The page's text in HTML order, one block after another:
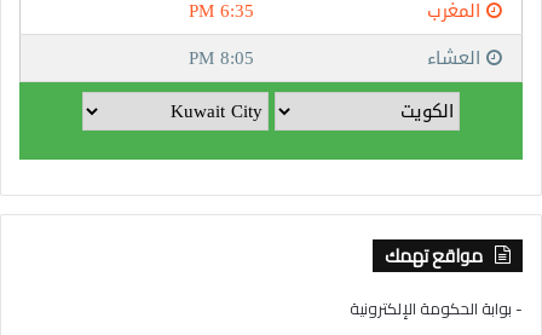
مواقع تهمك
- بوابة الحكومة الإلكترونية